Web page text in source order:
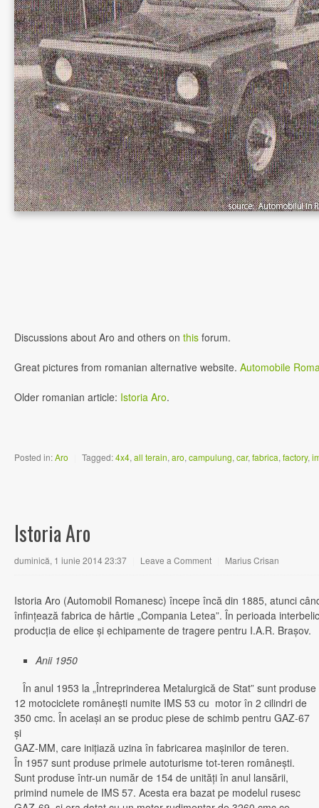
Discussions about Aro and others on this forum.
Great pictures from romanian alternative website. Automobile
Older romanian article: Istoria Aro.
Posted in:Aro Tagged:4x4, all terain, aro, campulung, car, fabrica, factory,
Istoria Aro
duminică, 1 iunie 2014 23:37 Leave a Comment Marius Crisan
Istoria Aro (Automobil Romanesc) începe încă din 1885, atunci
înfinţează fabrica de hârtie „Compania Letea”. În perioada
producţia de elice şi echipamente de tragere pentru I.A.R. Braşov.
Anii 1950
În anul 1953 la „Întreprinderea Metalurgică de Stat” sunt produse
12 motociclete româneşti numite IMS 53 cu motor în 2 cilindri de
350 cmc. În acelaşi an se produc piese de schimb pentru GAZ-67
şi
GAZ-MM, care iniţiază uzina în fabricarea maşinilor de teren.
În 1957 sunt produse primele autoturisme tot-teren româneşti.
Sunt produse într-un număr de 154 de unităţi în anul lansării,
primind numele de IMS 57. Acesta era bazat pe modelul rusesc